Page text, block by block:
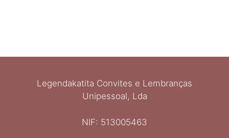
Legendakatita Convites e Lembranças
Unipessoal, Lda
NIF: 513005463